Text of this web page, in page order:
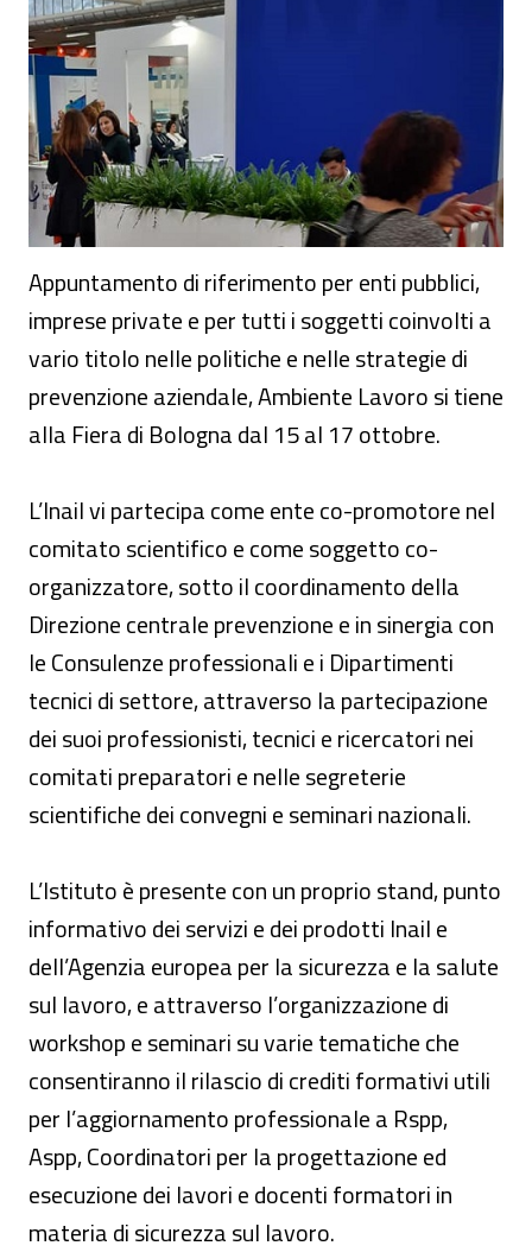
Appuntamento di riferimento per enti pubblici,
imprese private e per tutti i soggetti coinvolti a
vario titolo nelle politiche e nelle strategie di
prevenzione aziendale, Ambiente Lavoro si tiene
alla Fiera di Bologna dal 15 al 17 ottobre.
L’Inail vi partecipa come ente co-promotore nel
comitato scientifico e come soggetto co-
organizzatore, sotto il coordinamento della
Direzione centrale prevenzione e in sinergia con
le Consulenze professionali e i Dipartimenti
tecnici di settore, attraverso la partecipazione
dei suoi professionisti, tecnici e ricercatori nei
comitati preparatori e nelle segreterie
scientifiche dei convegni e seminari nazionali.
L’Istituto è presente con un proprio stand, punto
informativo dei servizi e dei prodotti Inail e
dell’Agenzia europea per la sicurezza e la salute
sul lavoro, e attraverso l’organizzazione di
workshop e seminari su varie tematiche che
consentiranno il rilascio di crediti formativi utili
per l’aggiornamento professionale a Rspp,
Aspp, Coordinatori per la progettazione ed
esecuzione dei lavori e docenti formatori in
materia di sicurezza sul lavoro.